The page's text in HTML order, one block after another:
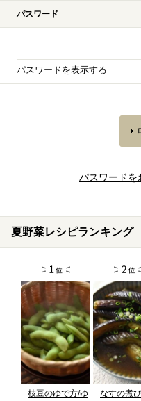
パスワード
パスワードを表示する
パスワードを
夏野菜レシピランキング
枝豆のゆで方/ゆ
なすの煮